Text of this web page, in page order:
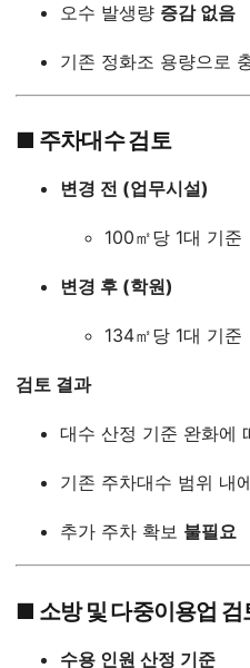
오수 발생량 증감 없음
기존 정화조 용량으로
■ 주차대수 검토
변경 전 (업무시설)
100㎡당 1대 기준
변경 후 (학원)
134㎡당 1대 기준
검토 결과
대수 산정 기준 완화에
기존 주차대수 범위 내
추가 주차 확보 불필요
■ 소방 및 다중이용업 검
수용 인원 산정 기준